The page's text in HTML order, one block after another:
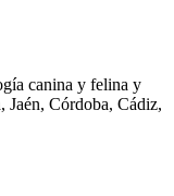
canina y felina y
Jaén, Córdoba, Cádiz,